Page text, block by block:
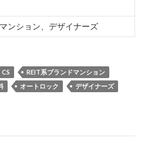
ンション、デザイナーズ
CS
REIT系ブランドマンション
オートロック
デザイナーズ